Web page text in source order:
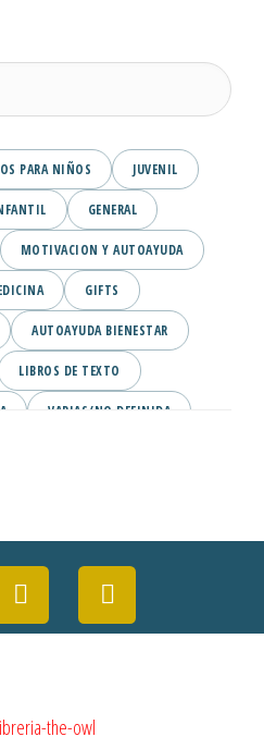
PARA NIÑOS JUVENIL
GENERAL
MOTIVACION Y AUTOAYUDA
GIFTS
AUTOAYUDA BIENESTAR
LIBROS DE TEXTO
VARIAS/NO DEFINIDA